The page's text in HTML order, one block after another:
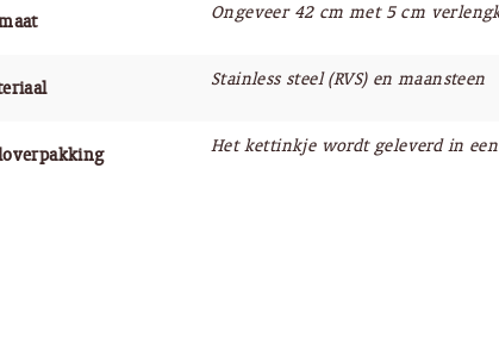
Ongeveer 42 cm met 5 cm
Stainless steel (RVS) en maansteen
Het kettinkje wordt geleverd in